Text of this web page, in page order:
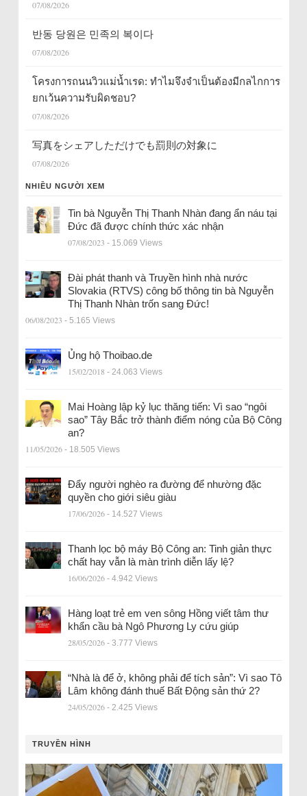
07/08/2026
반동 당원은 민족의 복이다
07/08/2026
โครงการถนนวิวแม่น้ำเรด: ทำไมจึงจำเป็นต้องมีกลไกการ
ยกเว้นความรับผิดชอบ?
07/08/2026
写真をシェアしただけでも罰則の対象に
07/08/2026
NHIỀU NGƯỜI XEM
Tin bà Nguyễn Thị Thanh Nhàn đang ẩn náu tại
Đức đã được chính thức xác nhận
07/08/2023 - 15.069 Views
Đài phát thanh và Truyền hình nhà nước
Slovakia (RTVS) công bố thông tin bà Nguyễn
Thị Thanh Nhàn trốn sang Đức!
06/08/2023 - 5.165 Views
Ủng hộ Thoibao.de
15/02/2018 - 24.063 Views
Mai Hoàng lập kỷ lục thăng tiến: Vì sao “ngôi
sao” Tây Bắc trở thành điểm nóng của Bộ Công
an?
11/05/2026 - 18.505 Views
Đẩy người nghèo ra đường để nhường đặc
quyền cho giới siêu giàu
17/06/2026 - 14.527 Views
Thanh lọc bộ máy Bộ Công an: Tinh giản thực
chất hay vẫn là màn trình diễn lấy lệ?
16/06/2026 - 4.942 Views
Hàng loạt trẻ em ven sông Hồng viết tâm thư
khẩn cầu bà Ngô Phương Ly cứu giúp
28/05/2026 - 3.777 Views
“Nhà là để ở, không phải để tích sản”: Vì sao Tô
Lâm không đánh thuế Bất Động sản thứ 2?
24/05/2026 - 2.425 Views
TRUYỀN HÌNH